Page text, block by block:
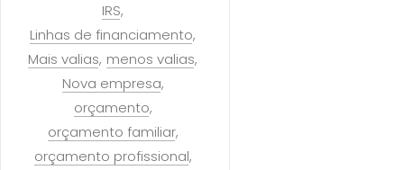
IRS
Linhas de financiamento
Mais valias menos valias
Nova empresa
orçamento
orçamento familiar
orçamento profissional